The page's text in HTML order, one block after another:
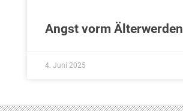
Angst vorm Älterwerden
4. Juni 2025